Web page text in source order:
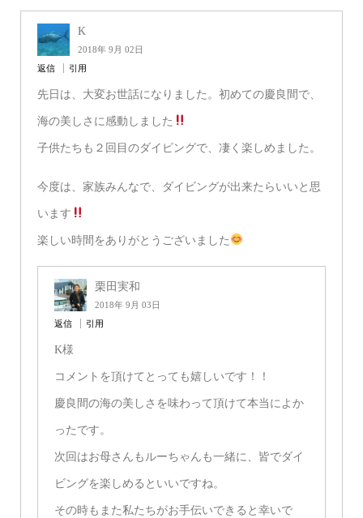
K
2018年 9月 02日
返信
引用
先日は、大変お世話になりました。初めての慶良間で、
海の美しさに感動しました
子供たちも２回目のダイビングで、凄く楽しめました。
今度は、家族みんなで、ダイビングが出来たらいいと思
います
楽しい時間をありがとうございました
栗田実和
2018年 9月 03日
返信
引用
K様
コメントを頂けてとっても嬉しいです！！
慶良間の海の美しさを味わって頂けて本当によか
ったです。
次回はお母さんもルーちゃんも一緒に、皆でダイ
ビングを楽しめるといいですね。
その時もまた私たちがお手伝いできると幸いで